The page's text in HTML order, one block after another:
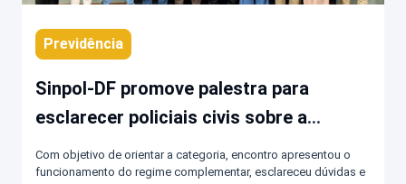
Previdência
Sinpol-DF promove palestra para
esclarecer policiais civis sobre a
previdência complementar da DF-
PREVICOM
Com objetivo de orientar a categoria, encontro apresentou o
funcionamento do regime complementar, esclareceu dúvidas e